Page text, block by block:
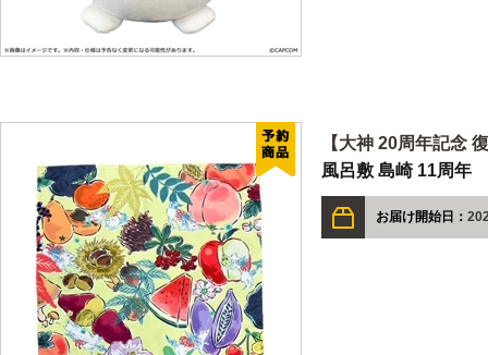
【大神 20周年記念
風呂敷 島崎 11周年
お届け開始日：